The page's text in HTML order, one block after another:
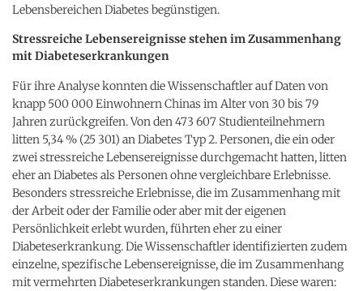
Lebensbereichen Diabetes begünstigen.
Stressreiche Lebensereignisse stehen im Zusammenhang
mit Diabeteserkrankungen
Für ihre Analyse konnten die Wissenschaftler auf Daten von
knapp 500 000 Einwohnern Chinas im Alter von 30 bis 79
Jahren zurückgreifen. Von den 473 607 Studienteilnehmern
litten 5,34 % (25 301) an Diabetes Typ 2. Personen, die ein oder
zwei stressreiche Lebensereignisse durchgemacht hatten, litten
eher an Diabetes als Personen ohne vergleichbare Erlebnisse.
Besonders stressreiche Erlebnisse, die im Zusammenhang mit
der Arbeit oder der Familie oder aber mit der eigenen
Persönlichkeit erlebt wurden, führten eher zu einer
Diabeteserkrankung. Die Wissenschaftler identifizierten zudem
einzelne, spezifische Lebensereignisse, die im Zusammenhang
mit vermehrten Diabeteserkrankungen standen. Diese waren: